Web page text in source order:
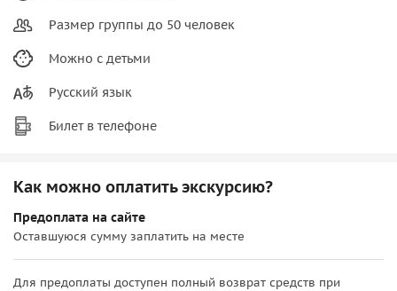
Размер группы до 50 человек
Можно с детьми
Русский язык
Билет в телефоне
Как можно оплатить экскурсию?
Предоплата на сайте
Оставшуюся сумму заплатить на месте
Для предоплаты доступен полный возврат средств при